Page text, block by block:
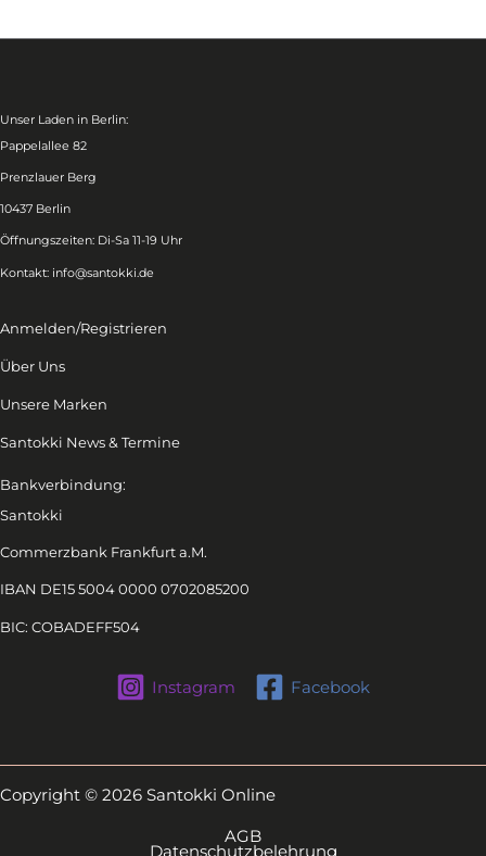
Unser Laden in Berlin:
Pappelallee 82
Prenzlauer Berg
10437 Berlin
Öffnungszeiten: Di-Sa 11-19 Uhr
Kontakt: info@santokki.de
Anmelden/Registrieren
Über Uns
Unsere Marken
Santokki News & Termine
Bankverbindung:
Santokki
Commerzbank Frankfurt a.M.
IBAN DE15 5004 0000 0702085200
BIC: COBADEFF504
Instagram Facebook
Copyright © 2026 Santokki Online
AGB
Datenschutzbelehrung